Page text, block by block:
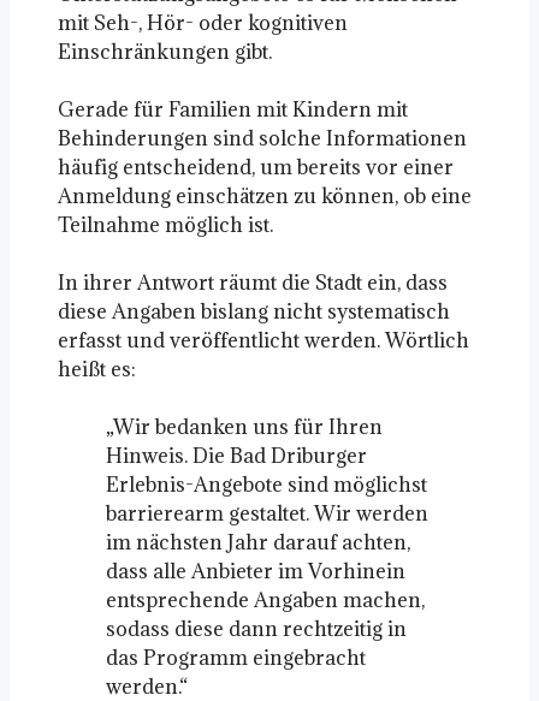
mit Seh-, Hör- oder kognitiven
Einschränkungen gibt.
Gerade für Familien mit Kindern mit
Behinderungen sind solche Informationen
häufig entscheidend, um bereits vor einer
Anmeldung einschätzen zu können, ob eine
Teilnahme möglich ist.
In ihrer Antwort räumt die Stadt ein, dass
diese Angaben bislang nicht systematisch
erfasst und veröffentlicht werden. Wörtlich
heißt es:
„Wir bedanken uns für Ihren
Hinweis. Die Bad Driburger
Erlebnis-Angebote sind möglichst
barrierearm gestaltet. Wir werden
im nächsten Jahr darauf achten,
dass alle Anbieter im Vorhinein
entsprechende Angaben machen,
sodass diese dann rechtzeitig in
das Programm eingebracht
werden.“